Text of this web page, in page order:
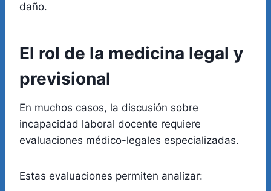
daño.
El rol de la medicina legal y
previsional
En muchos casos, la discusión sobre
incapacidad laboral docente requiere
evaluaciones médico-legales especializadas.
Estas evaluaciones permiten analizar: